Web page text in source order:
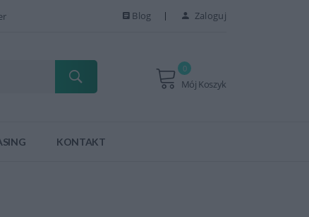
Blog Zaloguj
Mój Koszyk
0
KONTAKT